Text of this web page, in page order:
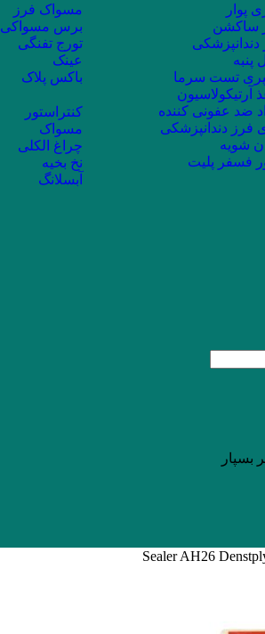
پوار
ساکشن
دندانپزشکی
پنبه
تست سرما
آرتیکولاسیون
ضد عفونی کننده
فرز دندانپزشکی
شویه
فسفر پلیت
مسواک فرز
برس مسواکی
تورج تفنگی
عینک
باکس پلاک
کنتراستور
مسواک
چراغ الکلی
نخ بخیه
آبسلانگ
بسپار